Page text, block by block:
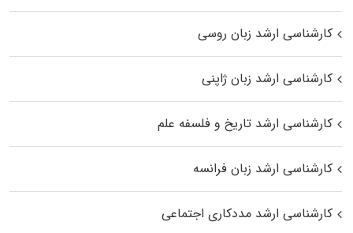
کارشناسی ارشد زبان روسی
کارشناسی ارشد زبان ژاپنی
کارشناسی ارشد تاریخ و فلسفه علم
کارشناسی ارشد زبان فرانسه
کارشناسی ارشد مددکاری اجتماعی